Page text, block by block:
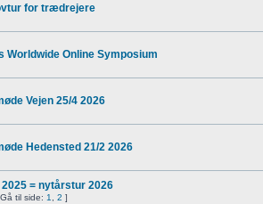
for trædrejere
Worldwide Online Symposium
Vejen 25/4 2026
Hedensted 21/2 2026
= nytårstur 2026
Gå til side: 1 2 ]